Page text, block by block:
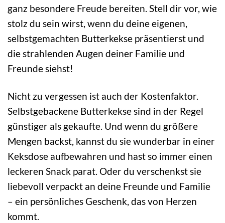
ganz besondere Freude bereiten. Stell dir vor, wie
stolz du sein wirst, wenn du deine eigenen,
selbstgemachten Butterkekse präsentierst und
die strahlenden Augen deiner Familie und
Freunde siehst!
Nicht zu vergessen ist auch der Kostenfaktor.
Selbstgebackene Butterkekse sind in der Regel
günstiger als gekaufte. Und wenn du größere
Mengen backst, kannst du sie wunderbar in einer
Keksdose aufbewahren und hast so immer einen
leckeren Snack parat. Oder du verschenkst sie
liebevoll verpackt an deine Freunde und Familie
– ein persönliches Geschenk, das von Herzen
kommt.